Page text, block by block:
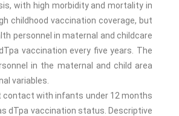
with high morbidity and mortality in
childhood vaccination coverage, but
personnel in maternal and childcare
vaccination every five years. The
in the maternal and child area
variables.
contact with infants under 12 months
dTpa vaccination status. Descriptive